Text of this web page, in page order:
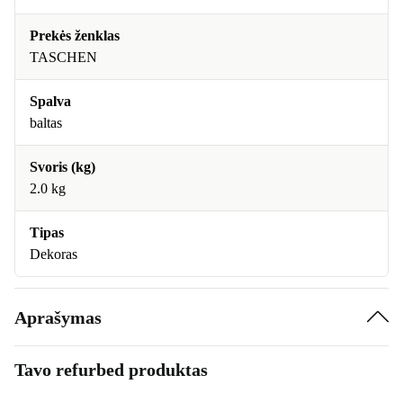
Prekės ženklas
TASCHEN
Spalva
baltas
Svoris (kg)
2.0 kg
Tipas
Dekoras
Aprašymas
Tavo refurbed produktas